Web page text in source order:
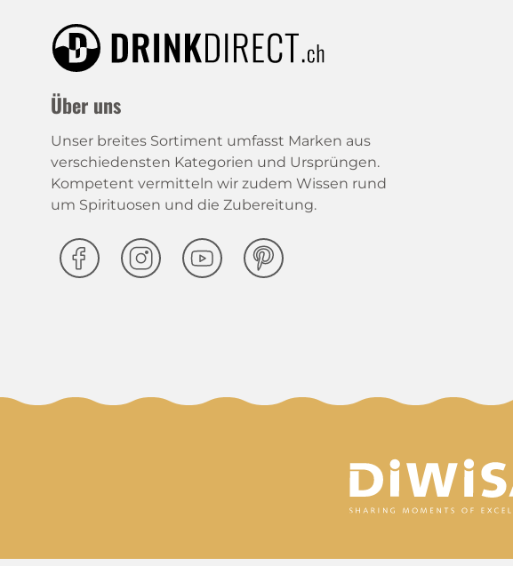
Über uns
Unser breites Sortiment umfasst Marken aus
verschiedensten Kategorien und Ursprüngen.
Kompetent vermitteln wir zudem Wissen rund
um Spirituosen und die Zubereitung.